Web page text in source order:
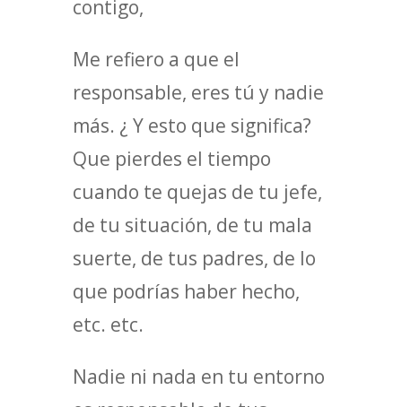
contigo,
Me refiero a que el
responsable, eres tú y nadie
más. ¿ Y esto que significa?
Que pierdes el tiempo
cuando te quejas de tu jefe,
de tu situación, de tu mala
suerte, de tus padres, de lo
que podrías haber hecho,
etc. etc.
Nadie ni nada en tu entorno